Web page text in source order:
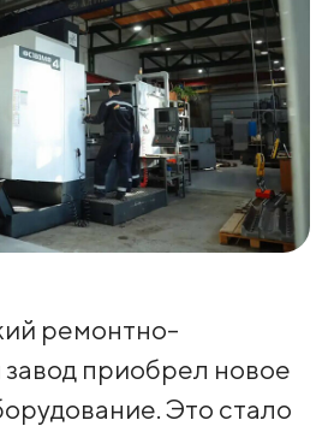
ремонтно-
приобрел новое
Это стало